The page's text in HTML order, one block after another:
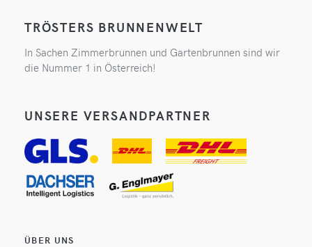
TRÖSTERS BRUNNENWELT
In Sachen Zimmerbrunnen und Gartenbrunnen sind wir
die Nummer 1 in Österreich!
UNSERE VERSANDPARTNER
ÜBER UNS